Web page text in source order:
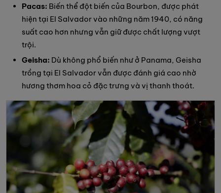
Pacas: Biến thể đột biến của Bourbon, được phát
hiện tại El Salvador vào những năm 1940, có năng
suất cao hơn nhưng vẫn giữ được chất lượng vượt
trội.
Geisha: Dù không phổ biến như ở Panama, Geisha
trồng tại El Salvador vẫn được đánh giá cao nhờ
hương thơm hoa cỏ đặc trưng và vị thanh thoát.